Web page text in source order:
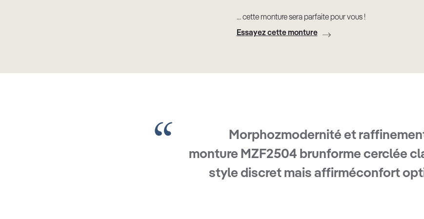
... cette monture sera parfaite pour vous !
Essayez cette monture
Morphozmodernité et
monture MZF2504 brunforme cerclée
style discret mais affirméconfort